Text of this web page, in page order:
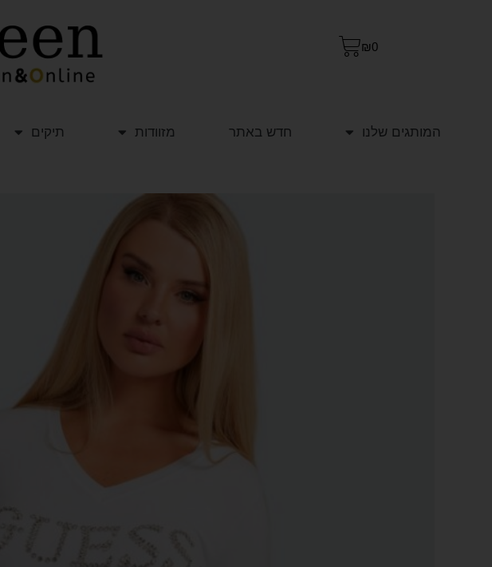
₪0
המותגים שלנו חדש באתר מזוודות תיקים